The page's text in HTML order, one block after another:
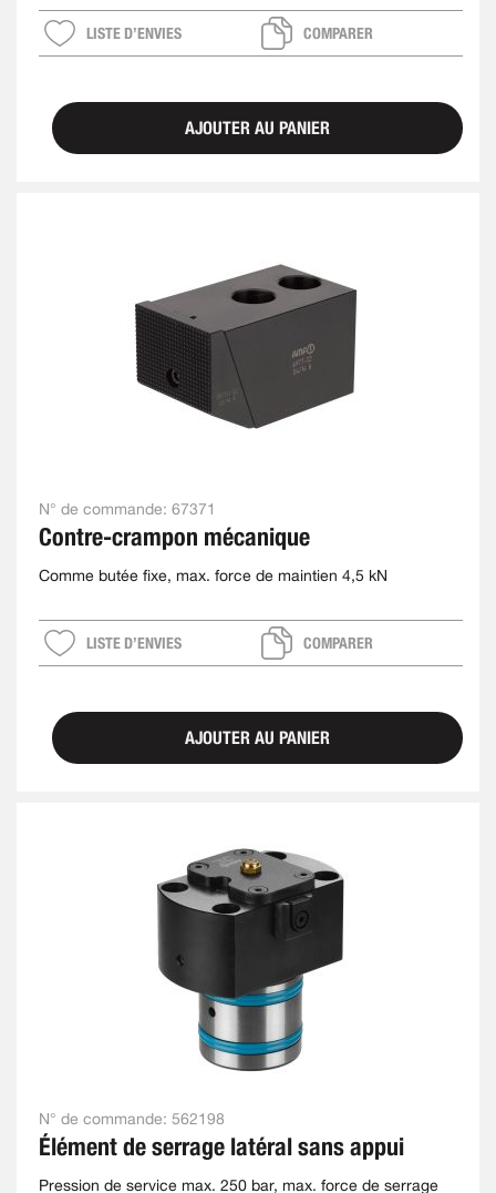
LISTE D’ENVIES COMPARER
AJOUTER AU PANIER
N° de commande: 67371
Contre-crampon mécanique
Comme butée fixe, max. force de maintien 4,5 kN
LISTE D’ENVIES COMPARER
AJOUTER AU PANIER
N° de commande: 562198
Élément de serrage latéral sans appui
Pression de service max. 250 bar, max. force de serrage